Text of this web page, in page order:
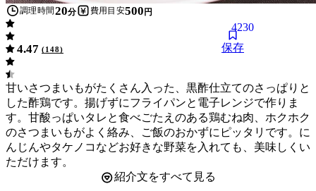
調理時間20分 費用目安500円
4.47 (148)
4230
保存
甘いさつまいもがたくさん入った、黒酢仕立てのさっぱりと
した酢鶏です。揚げずにフライパンと電子レンジで作りま
す。甘酸っぱいタレと食べごたえのある鶏むね肉、ホクホク
のさつまいもがよく絡み、ご飯のおかずにピッタリです。に
んじんやタケノコなどお好きな野菜を入れても、美味しくい
ただけます。
紹介文をすべて見る